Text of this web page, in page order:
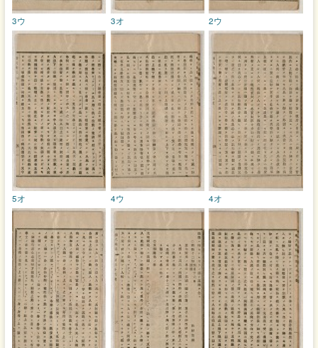
2ウ
3オ
3ウ
4オ
4ウ
5オ